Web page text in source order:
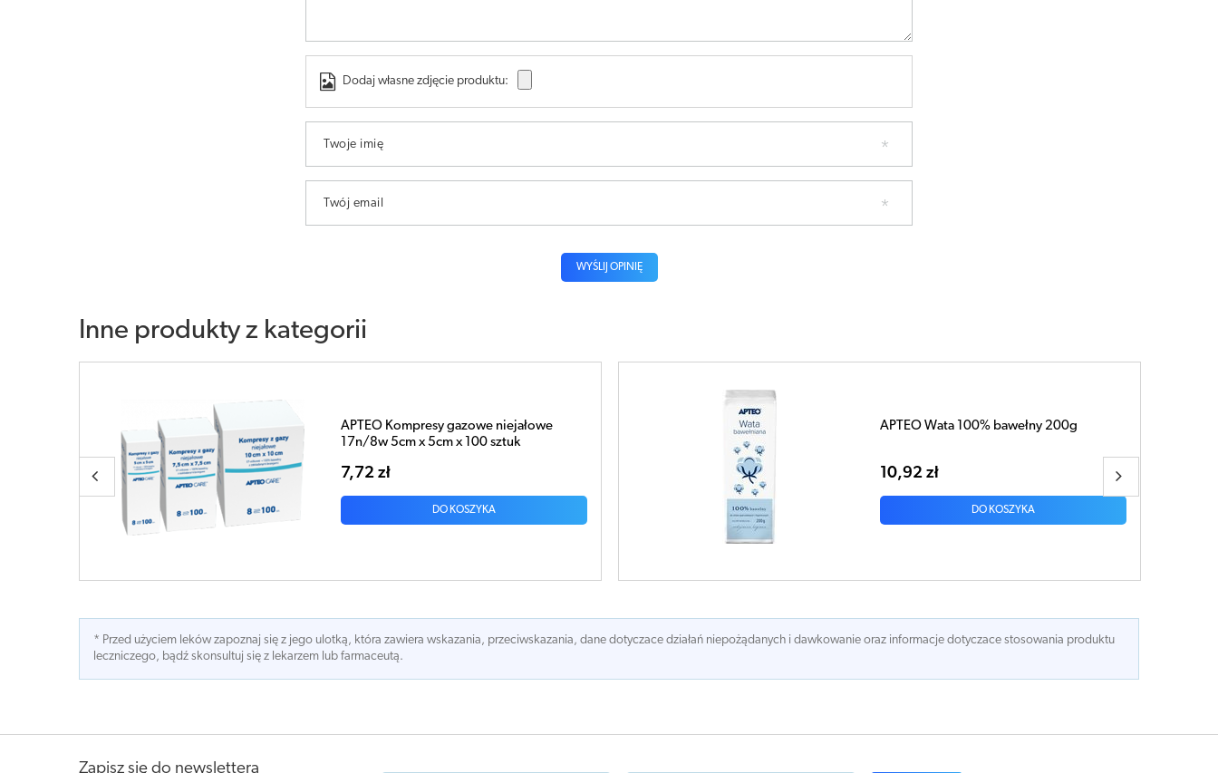
Dodaj własne zdjęcie produktu:
Twoje imię
Twój email
WYŚLIJ OPINIĘ
Inne produkty z kategorii
gazowe niejałowe
x 5cm x 100 sztuk
APTEO Wata 100% bawełny 200g APTEO Wata 100% bawełny
* Przed użyciem leków zapoznaj się z jego ulotką, która zawiera wskazania, przeciwskazania, dane dotyczace działań niepożądanych i dawkowanie oraz informacje dotyczace stosowania produktu
leczniczego, bądź skonsultuj się z lekarzem lub farmaceutą.
Zapisz się do newslettera